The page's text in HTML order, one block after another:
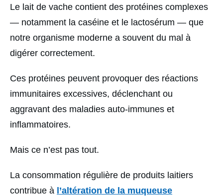
Le lait de vache contient des protéines complexes
— notamment la caséine et le lactosérum — que
notre organisme moderne a souvent du mal à
digérer correctement.
Ces protéines peuvent provoquer des réactions
immunitaires excessives, déclenchant ou
aggravant des maladies auto-immunes et
inflammatoires.
Mais ce n’est pas tout.
La consommation régulière de produits laitiers
contribue à l’altération de la muqueuse